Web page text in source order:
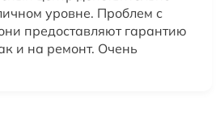
уровне. Проблем с
предоставляют гарантию
и на ремонт. Очень